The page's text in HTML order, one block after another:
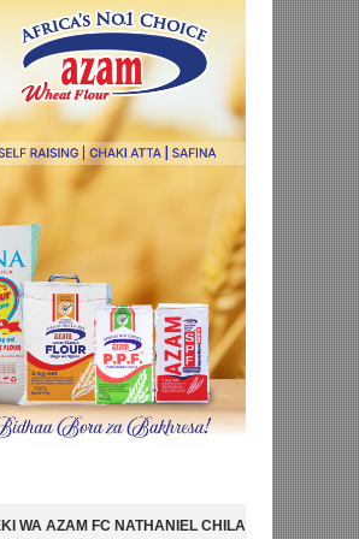
CHILAMBO NI HISPANIA MABINGWA